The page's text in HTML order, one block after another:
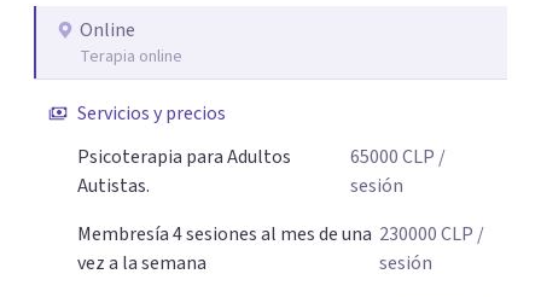
Complejo y la subjetividad (Psicoterapia Lacaniana). No
se trata solo de herramientas, sino de sanar la raíz del
agotamiento. Modalidad: Atención 100% Online (Video o
Solo Voz, tú eliges). La comodidad de tu propio espacio es
un camino de sanación profunda, nos encontramos. Gran
Online
Terapia online
Servicios y precios
Psicoterapia para Adultos
Autistas.
65000CLP /
sesión
Membresía 4 sesiones al mes de una
vez a la semana
230000CLP /
sesión